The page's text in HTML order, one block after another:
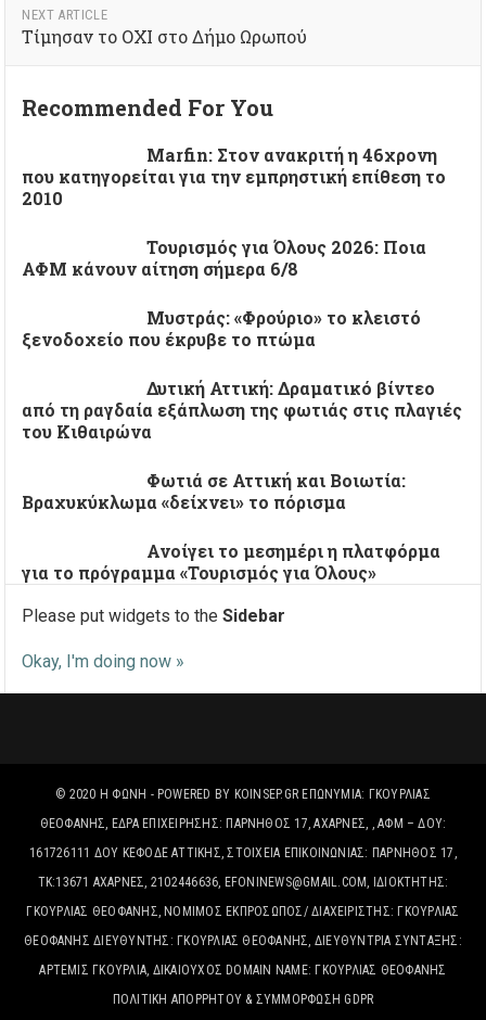
NEXT ARTICLE
Τίμησαν το ΟΧΙ στο Δήμο Ωρωπού
Recommended For You
Marfin: Στον ανακριτή η 46χρονη
που κατηγορείται για την εμπρηστική επίθεση το
2010
Τουρισμός για Όλους 2026: Ποια
ΑΦΜ κάνουν αίτηση σήμερα 6/8
Μυστράς: «Φρούριο» το κλειστό
ξενοδοχείο που έκρυβε το πτώμα
Δυτική Αττική: Δραματικό βίντεο
από τη ραγδαία εξάπλωση της φωτιάς στις πλαγιές
του Κιθαιρώνα
Φωτιά σε Αττική και Βοιωτία:
Βραχυκύκλωμα «δείχνει» το πόρισμα
Ανοίγει το μεσημέρι η πλατφόρμα
για το πρόγραμμα «Τουρισμός για Όλους»
Please put widgets to theSidebar
Okay, I'm doing now »
© 2020 Η ΦΩΝΉ - POWERED BY KOINSEP.GR ΕΠΩΝΥΜΊΑ: ΓΚΟΥΡΛΙΑΣ
ΘΕΟΦΑΝΗΣ, ΈΔΡΑ ΕΠΙΧΕΙΡΗΣΗΣ: ΠΑΡΝΗΘΟΣ 17, ΑΧΑΡΝΕΣ, , ΑΦΜ – ΔΟΥ:
161726111 ΔΟΥ ΚΕΦΟΔΕ ΑΤΤΙΚΗΣ, ΣΤΟΙΧΕΊΑ ΕΠΙΚΟΙΝΩΝΊΑΣ: ΠΑΡΝΗΘΟΣ 17,
ΤΚ:13671 ΑΧΑΡΝΕΣ, 2102446636, EFONINEWS@GMAIL.COM, ΙΔΙΟΚΤΗΤΗΣ:
ΓΚΟΥΡΛΙΑΣ ΘΕΟΦΑΝΗΣ, ΝΟΜΙΜΟΣ ΕΚΠΡΟΣΩΠΟΣ/ ΔΙΑΧΕΙΡΙΣΤΗΣ: ΓΚΟΥΡΛΙΑΣ
ΘΕΟΦΑΝΗΣ ΔΙΕΥΘΥΝΤΗΣ: ΓΚΟΥΡΛΙΑΣ ΘΕΟΦΑΝΗΣ, ΔΙΕΥΘΥΝΤΡΙΑ ΣΥΝΤΑΞΗΣ:
ΑΡΤΕΜΙΣ ΓΚΟΥΡΛΙΑ, ΔΙΚΑΙΟΎΧΟΣ DOMAIN NAME: ΓΚΟΥΡΛΙΑΣ ΘΕΟΦΑΝΗΣ
ΠΟΛΙΤΙΚΉ ΑΠΟΡΡΉΤΟΥ & ΣΥΜΜΌΡΦΩΣΗ GDPR